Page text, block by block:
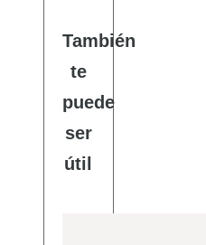
También
te
puede
ser
útil